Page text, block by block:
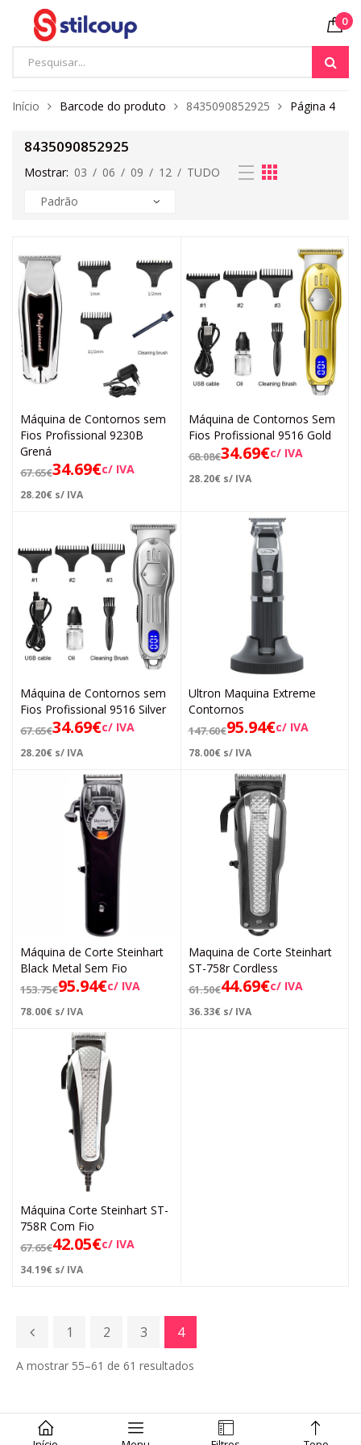
0
Início Barcode do produto 8435090852925 Página 4
8435090852925
Mostrar: 03 / 06 / 09 / 12 / TUDO
Máquina de Contornos sem
Fios Profissional 9230B
Grená
67.65€34.69€c/ IVA
28.20€ s/ IVA
Máquina de Contornos Sem
Fios Profissional 9516 Gold
68.08€34.69€c/ IVA
28.20€ s/ IVA
Máquina de Contornos sem
Fios Profissional 9516 Silver
67.65€34.69€c/ IVA
28.20€ s/ IVA
Ultron Maquina Extreme
Contornos
147.60€95.94€c/ IVA
78.00€ s/ IVA
Máquina de Corte Steinhart
Black Metal Sem Fio
153.75€95.94€c/ IVA
78.00€ s/ IVA
Maquina de Corte Steinhart
ST-758r Cordless
61.50€44.69€c/ IVA
36.33€ s/ IVA
Máquina Corte Steinhart ST-
758R Com Fio
67.65€42.05€c/ IVA
34.19€ s/ IVA
1 2 3 4
A mostrar 55–61 de 61 resultados